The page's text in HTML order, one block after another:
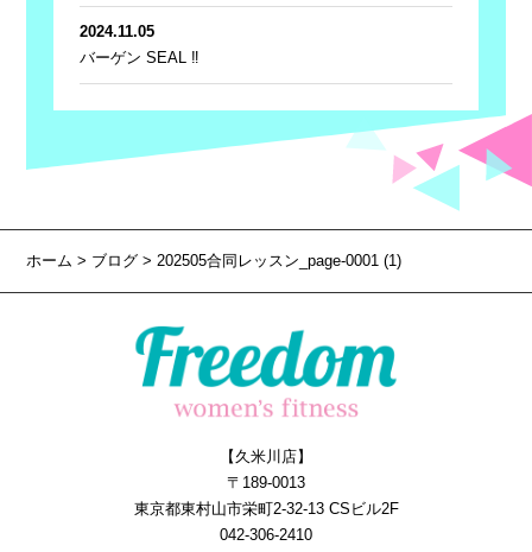
2024.11.05
バーゲン SEAL ‼
ホーム> ブログ > 202505合同レッスン_page-0001 (1)
【久米川店】
〒189-0013
東京都東村山市栄町2-32-13 CSビル2F
042-306-2410